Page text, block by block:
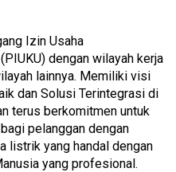
Izin Usaha
dengan wilayah kerja
lainnya. Memiliki visi
dan Solusi Terintegrasi di
terus berkomitmen untuk
pelanggan dengan
listrik yang handal dengan
yang profesional.